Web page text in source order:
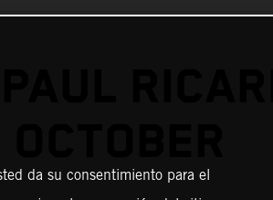
RICARD
da su consentimiento para el